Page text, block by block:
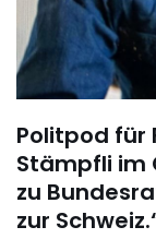
Politpod für
Stämpfli im
zu
zur